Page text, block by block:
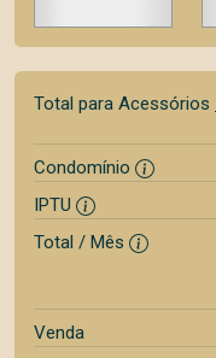
Total para Acessórios
Condomínio
IPTU
Total / Mês
Venda